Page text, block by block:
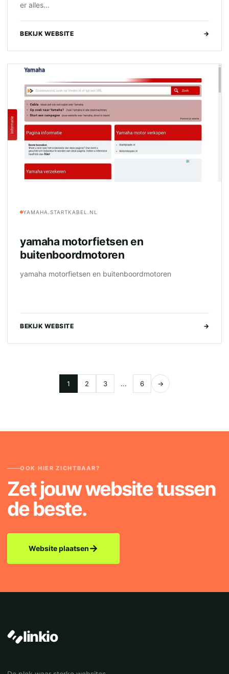
er alles...
BEKIJK WEBSITE →
YAMAHA.STARTKABEL.NL
yamaha motorfietsen en
buitenboordmotoren
yamaha motorfietsen en buitenboordmotoren
BEKIJK WEBSITE →
1 2 3 ... 6 →
OOK HIER ZICHTBAAR?
Zet jouw website tussen
de beste.
Website plaatsen→
linkio